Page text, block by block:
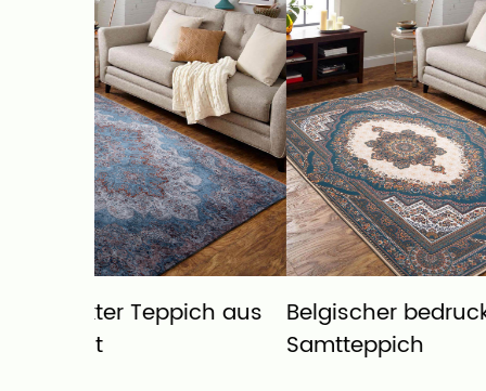
Belgischer bedruckter
Samtteppich